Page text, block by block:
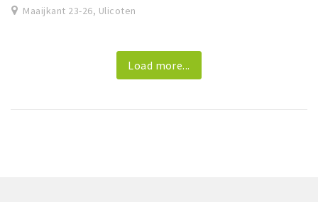
Maaijkant 23-26, Ulicoten
Load more...